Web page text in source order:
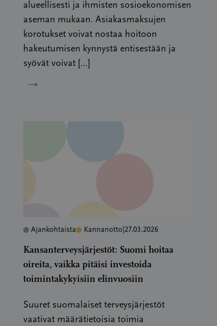
alueellisesti ja ihmisten sosioekonomisen
aseman mukaan. Asiakasmaksujen
korotukset voivat nostaa hoitoon
hakeutumisen kynnystä entisestään ja
syövät voivat […]
→
Ajankohtaista Kannanotto 27.03.2026
Kansanterveysjärjestöt: Suomi hoitaa
oireita, vaikka pitäisi investoida
toimintakykyisiin elinvuosiin
Suuret suomalaiset terveysjärjestöt
vaativat määrätietoisia toimia